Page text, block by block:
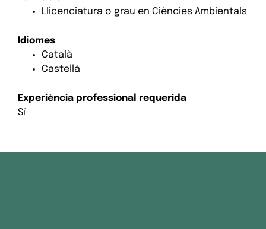
Llicenciatura o grau en Ciències Ambientals
Idiomes
Català
Castellà
Experiència professional requerida
Sí